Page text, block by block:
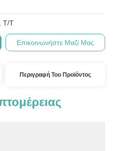
Τ/Τ
Επικοινωνήστε Μαζί Μας
Περιγραφή Του Προϊόντος